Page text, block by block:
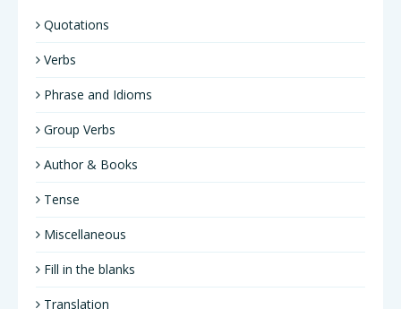
Quotations
Verbs
Phrase and Idioms
Group Verbs
Author & Books
Tense
Miscellaneous
Fill in the blanks
Translation